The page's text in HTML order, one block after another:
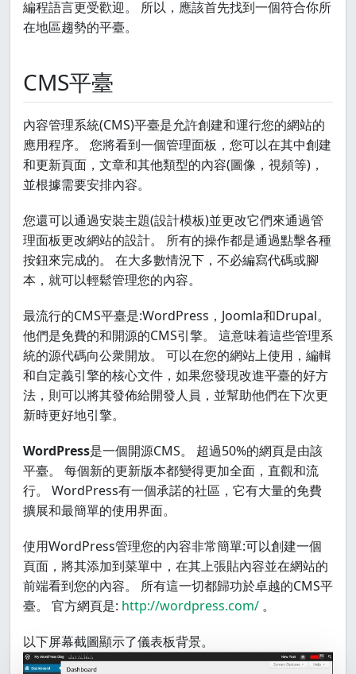
編程語言更受歡迎。 所以，應該首先找到一個符合你所
在地區趨勢的平臺。
CMS平臺
內容管理系統(CMS)平臺是允許創建和運行您的網站的
應用程序。 您將看到一個管理面板，您可以在其中創建
和更新頁面，文章和其他類型的內容(圖像，視頻等)，
並根據需要安排內容。
您還可以通過安裝主題(設計模板)並更改它們來通過管
理面板更改網站的設計。 所有的操作都是通過點擊各種
按鈕來完成的。 在大多數情況下，不必編寫代碼或腳
本，就可以輕鬆管理您的內容。
最流行的CMS平臺是:WordPress，Joomla和Drupal。
他們是免費的和開源的CMS引擎。 這意味着這些管理系
統的源代碼向公衆開放。 可以在您的網站上使用，編輯
和自定義引擎的核心文件，如果您發現改進平臺的好方
法，則可以將其發佈給開發人員，並幫助他們在下次更
新時更好地引擎。
WordPress是一個開源CMS。 超過50%的網頁是由該
平臺。 每個新的更新版本都變得更加全面，直觀和流
行。 WordPress有一個承諾的社區，它有大量的免費
擴展和最簡單的使用界面。
使用WordPress管理您的內容非常簡單:可以創建一個
頁面，將其添加到菜單中，在其上張貼內容並在網站的
前端看到您的內容。 所有這一切都歸功於卓越的CMS平
臺。 官方網頁是: http://wordpress.com/ 。
以下屏幕截圖顯示了儀表板背景。